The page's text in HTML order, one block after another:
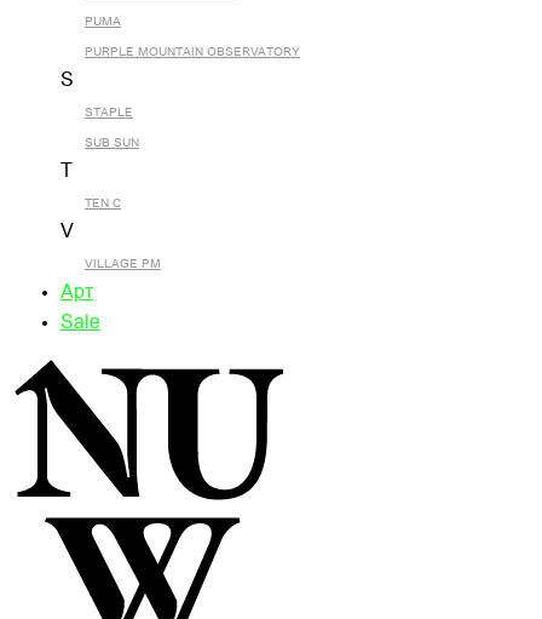
PUMA
PURPLE MOUNTAIN OBSERVATORY
S
STAPLE
SUB SUN
TEN C
V
VILLAGE PM
Арт
Sale